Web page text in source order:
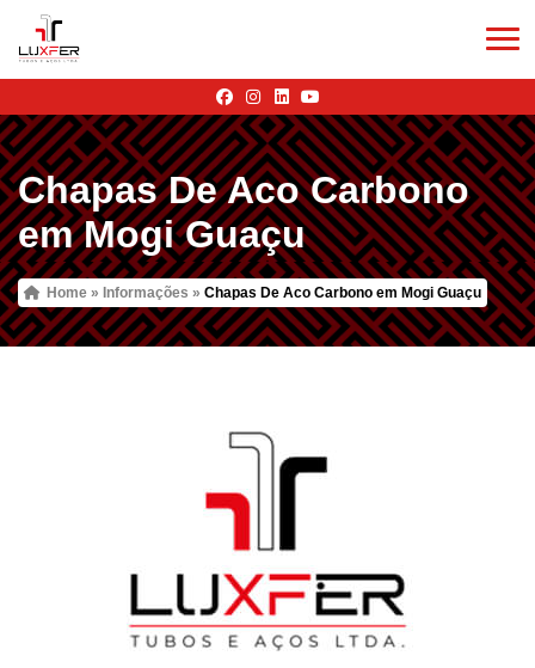
Chapas De Aco Carbono
em Mogi Guaçu
Home » Informações » Chapas De Aco Carbono em Mogi Guaçu